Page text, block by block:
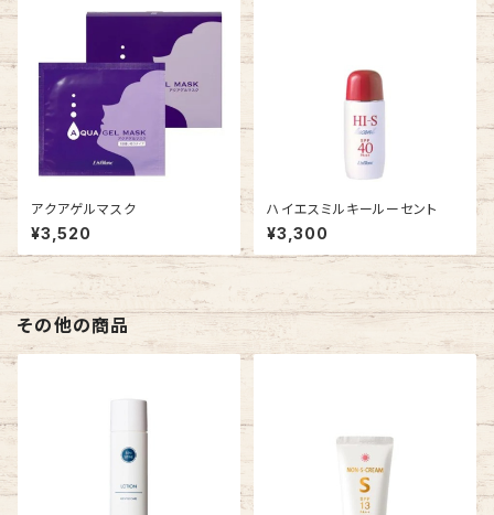
アクアゲルマスク
¥3,520
ハイエスミルキールーセント
¥3,300
その他の商品